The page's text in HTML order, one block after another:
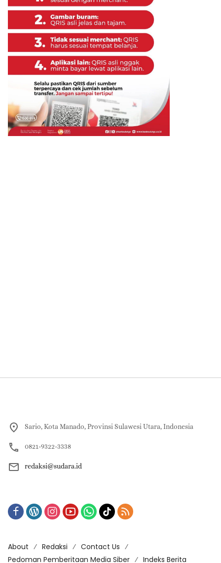
Sario, Kota Manado, Provinsi Sulawesi Utara, Indonesia
0821-9322-3338
redaksi@sudara.id
About Redaksi
Contact Us
Pedoman Pemberitaan Media Siber
Indeks Berita